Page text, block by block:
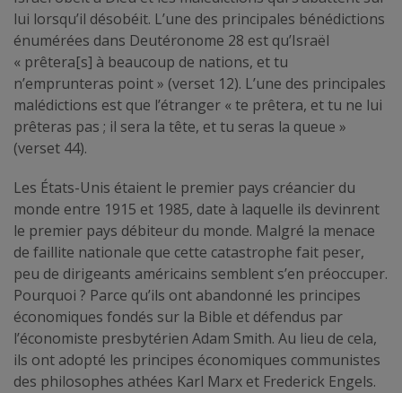
lui lorsqu’il désobéit. L’une des principales bénédictions
énumérées dans Deutéronome 28 est qu’Israël
« prêtera[s] à beaucoup de nations, et tu
n’emprunteras point » (verset 12). L’une des principales
malédictions est que l’étranger « te prêtera, et tu ne lui
prêteras pas ; il sera la tête, et tu seras la queue »
(verset 44).
Les États-Unis étaient le premier pays créancier du
monde entre 1915 et 1985, date à laquelle ils devinrent
le premier pays débiteur du monde. Malgré la menace
de faillite nationale que cette catastrophe fait peser,
peu de dirigeants américains semblent s’en préoccuper.
Pourquoi ? Parce qu’ils ont abandonné les principes
économiques fondés sur la Bible et défendus par
l’économiste presbytérien Adam Smith. Au lieu de cela,
ils ont adopté les principes économiques communistes
des philosophes athées Karl Marx et Frederick Engels.